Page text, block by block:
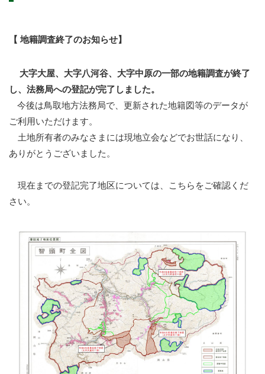
【 地籍調査終了のお知らせ】
大字大屋、大字八河谷、大字中原の一部の地籍調査が終了
し、法務局への登記が完了しました。
今後は鳥取地方法務局で、更新された地籍図等のデータが
ご利用いただけます。
土地所有者のみなさまには現地立会などでお世話になり、
ありがとうございました。
現在までの登記完了地区については、こちらをご確認くだ
さい。